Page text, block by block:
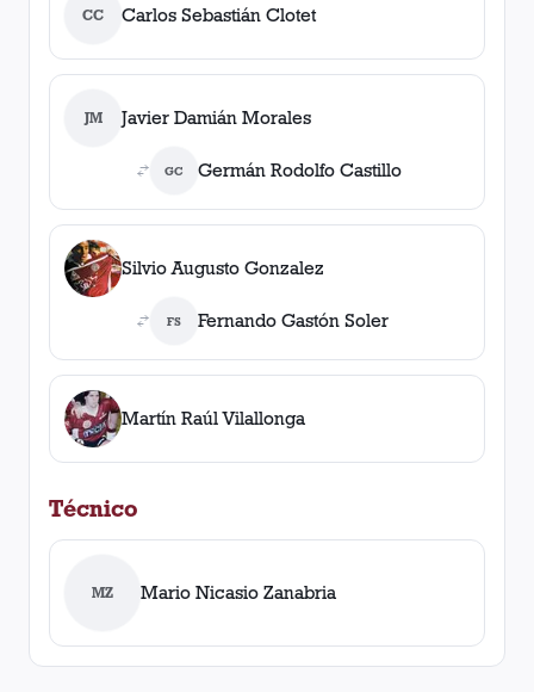
CC Carlos Sebastián Clotet
JM Javier Damián Morales
GC Germán Rodolfo Castillo
Silvio Augusto Gonzalez
FS Fernando Gastón Soler
Martín Raúl Vilallonga
Técnico
MZ Mario Nicasio Zanabria